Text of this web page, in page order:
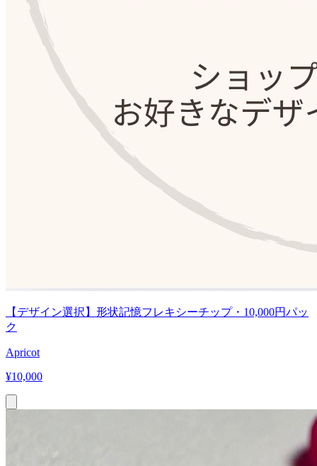
【デザイン選択】形状記憶フレキシーチップ・10,000円パッ
ク
Apricot
¥10,000